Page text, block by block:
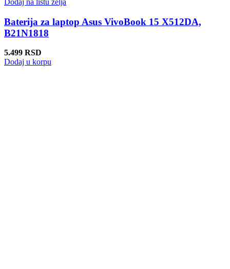
Baterija za laptop Asus VivoBook 15 X512DA,
B21N1818
5.499 RSD
Dodaj u korpu